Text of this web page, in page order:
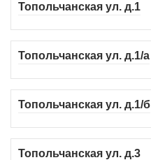
Топольчанская ул. д.1
Топольчанская ул. д.1/а
Топольчанская ул. д.1/б
Топольчанская ул. д.3